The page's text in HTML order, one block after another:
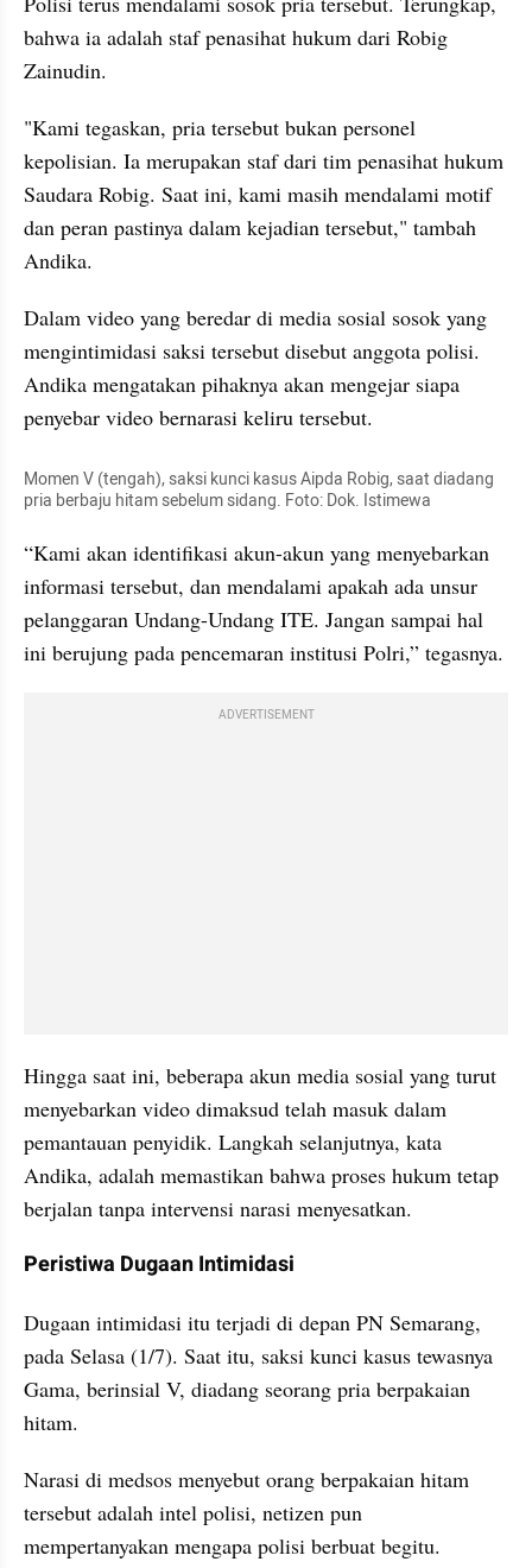
bahwa ia adalah staf penasihat hukum dari Robig
Zainudin.
"Kami tegaskan, pria tersebut bukan personel
kepolisian. Ia merupakan staf dari tim penasihat hukum
Saudara Robig. Saat ini, kami masih mendalami motif
dan peran pastinya dalam kejadian tersebut," tambah
Andika.
Dalam video yang beredar di media sosial sosok yang
mengintimidasi saksi tersebut disebut anggota polisi.
Andika mengatakan pihaknya akan mengejar siapa
penyebar video bernarasi keliru tersebut.
Momen V (tengah), saksi kunci kasus Aipda Robig, saat diadang
pria berbaju hitam sebelum sidang. Foto: Dok. Istimewa
“Kami akan identifikasi akun-akun yang menyebarkan
informasi tersebut, dan mendalami apakah ada unsur
pelanggaran Undang-Undang ITE. Jangan sampai hal
ini berujung pada pencemaran institusi Polri,” tegasnya.
ADVERTISEMENT
Hingga saat ini, beberapa akun media sosial yang turut
menyebarkan video dimaksud telah masuk dalam
pemantauan penyidik. Langkah selanjutnya, kata
Andika, adalah memastikan bahwa proses hukum tetap
berjalan tanpa intervensi narasi menyesatkan.
Peristiwa Dugaan Intimidasi
Dugaan intimidasi itu terjadi di depan PN Semarang,
pada Selasa (1/7). Saat itu, saksi kunci kasus tewasnya
Gama, berinsial V, diadang seorang pria berpakaian
hitam.
Narasi di medsos menyebut orang berpakaian hitam
tersebut adalah intel polisi, netizen pun
mempertanyakan mengapa polisi berbuat begitu.